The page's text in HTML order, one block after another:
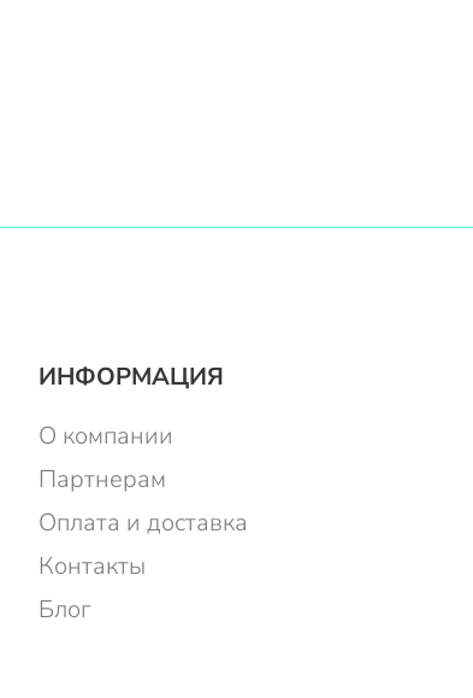
ИНФОРМАЦИЯ
О компании
Партнерам
Оплата и доставка
Контакты
Блог